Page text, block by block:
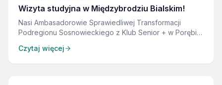
Wizyta studyjna w Międzybrodziu Bialskim!
Nasi Ambasadorowie Sprawiedliwej Transformacji
Podregionu Sosnowieckiego z Klub Senior + w Porębie
wyjątkowej wizycie studyjnej w Międzybrodziu Bialskim!
Czytaj więcej